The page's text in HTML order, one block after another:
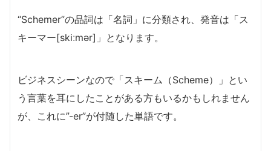
“Schemer”の品詞は「名詞」に分類され、発音は「ス
キーマー[skiːmər]」となります。
ビジネスシーンなので「スキーム（Scheme）」とい
う言葉を耳にしたことがある方もいるかもしれません
が、これに”-er”が付随した単語です。